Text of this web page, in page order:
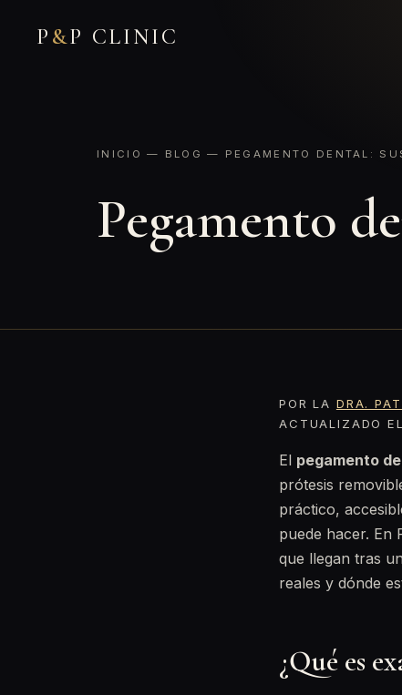
P &P CLINIC
INICIO — BLOG — PEGAMENTO DENTAL:
Pegamento
POR LA DRA.
ACTUALIZADO
El pegamento
prótesis
práctico,
puede hacer. En
que llegan tras
reales y dónde
¿Qué es